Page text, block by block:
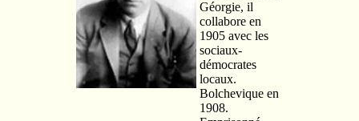
Géorgie, il
collabore en
1905 avec les
sociaux-
démocrates
locaux.
Bolchevique en
1908.